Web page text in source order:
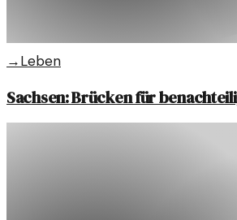
→Leben
Sachsen: Brücken für